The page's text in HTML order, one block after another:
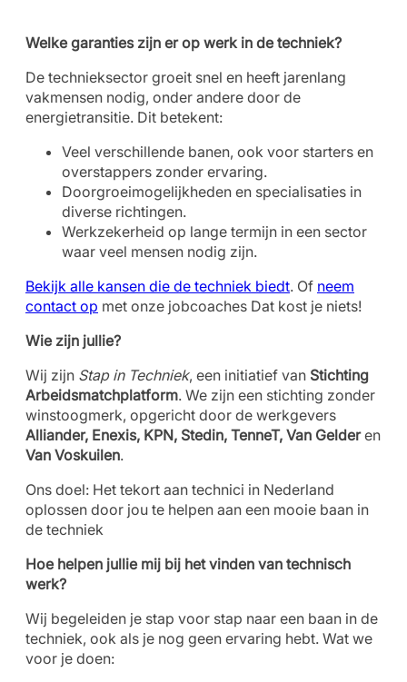
Welke garanties zijn er op werk in de techniek?
De technieksector groeit snel en heeft jarenlang
vakmensen nodig, onder andere door de
energietransitie. Dit betekent:
Veel verschillende banen, ook voor starters en
overstappers zonder ervaring.
Doorgroeimogelijkheden en specialisaties in
diverse richtingen.
Werkzekerheid op lange termijn in een sector
waar veel mensen nodig zijn.
Bekijk alle kansen die de techniek biedt. Of neem
contact op met onze jobcoaches Dat kost je niets!
Wie zijn jullie?
Wij zijn Stap in Techniek, een initiatief van Stichting
Arbeidsmatchplatform. We zijn een stichting zonder
winstoogmerk, opgericht door de werkgevers
Alliander, Enexis, KPN, Stedin, TenneT, Van Gelderen
Van Voskuilen.
Ons doel: Het tekort aan technici in Nederland
oplossen door jou te helpen aan een mooie baan in
de techniek
Hoe helpen jullie mij bij het vinden van technisch
werk?
Wij begeleiden je stap voor stap naar een baan in de
techniek, ook als je nog geen ervaring hebt. Wat we
voor je doen: